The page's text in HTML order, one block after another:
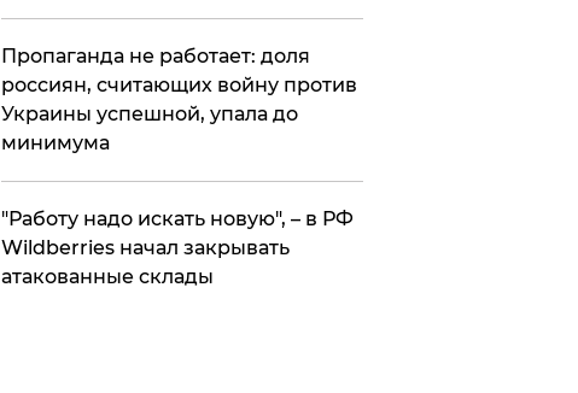
​Пропаганда не работает: доля
россиян, считающих войну против
Украины успешной, упала до
минимума
"Работу надо искать новую", – в РФ
Wildberries начал закрывать
атакованные склады